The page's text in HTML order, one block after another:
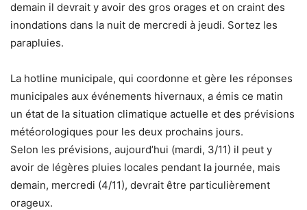
demain il devrait y avoir des gros orages et on craint des
inondations dans la nuit de mercredi à jeudi. Sortez les
parapluies.
La hotline municipale, qui coordonne et gère les réponses
municipales aux événements hivernaux, a émis ce matin
un état de la situation climatique actuelle et des prévisions
météorologiques pour les deux prochains jours.
Selon les prévisions, aujourd’hui (mardi, 3/11) il peut y
avoir de légères pluies locales pendant la journée, mais
demain, mercredi (4/11), devrait être particulièrement
orageux.